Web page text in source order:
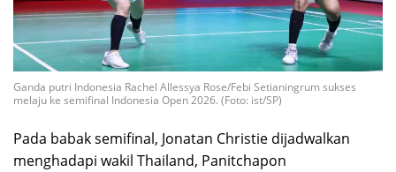
Ganda putri Indonesia Rachel Allessya Rose/Febi Setianingrum sukses
melaju ke semifinal Indonesia Open 2026. (Foto: ist/SP)
Pada babak semifinal, Jonatan Christie dijadwalkan
menghadapi wakil Thailand, Panitchapon